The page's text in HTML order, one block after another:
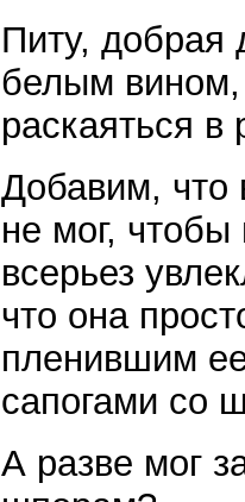
Питу, добрая
белым вином,
раскаяться
Добавим, что
не мог, чтобы
всерьез
что она
пленившим
сапогами со
А разве мог